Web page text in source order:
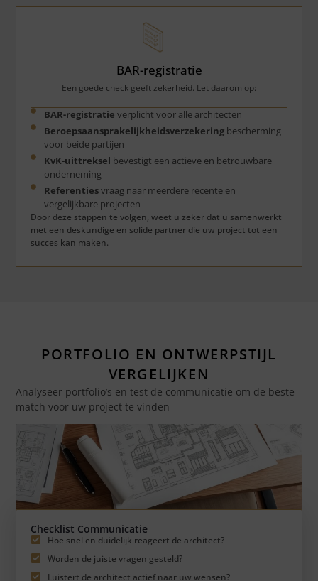
BAR-registratie
Een goede check geeft zekerheid. Let daarom op:
BAR-registratieverplicht voor alle architecten
Beroepsaansprakelijkheidsverzekering bescherming
voor beide partijen
KvK-uittreksel bevestigt een actieve en betrouwbare
onderneming
Referentiesvraag naar meerdere recente en
vergelijkbare projecten
Door deze stappen te volgen, weet u zeker dat u samenwerkt
met een deskundige en solide partner die uw project tot een
succes kan maken.
PORTFOLIO EN ONTWERPSTIJL
VERGELIJKEN
Analyseer portfolio’s en test de communicatie om de beste
match voor uw project te vinden
Checklist Communicatie
Hoe snel en duidelijk reageert de architect?
Worden de juiste vragen gesteld?
Luistert de architect actief naar uw wensen?